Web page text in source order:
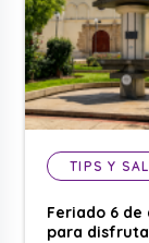
TIPS Y
Feriado 6
para